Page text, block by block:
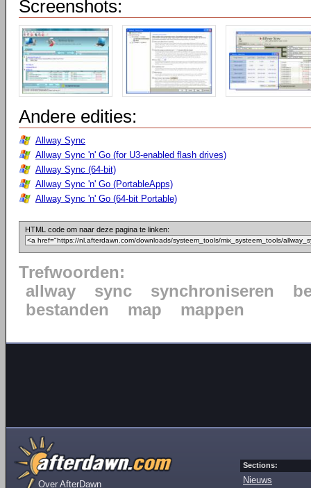
Screenshots:
Andere edities:
Allway Sync
Allway Sync 'n' Go (for U3-enabled flash drives)
Allway Sync (64-bit)
Allway Sync 'n' Go (PortableApps)
Allway Sync 'n' Go (64-bit Portable)
HTML code om naar deze pagina te linken:
Trefwoorden:
allway
sync synchroniseren
bestanden
map mappen
Over AfterDawn
Sections:
Nieuws